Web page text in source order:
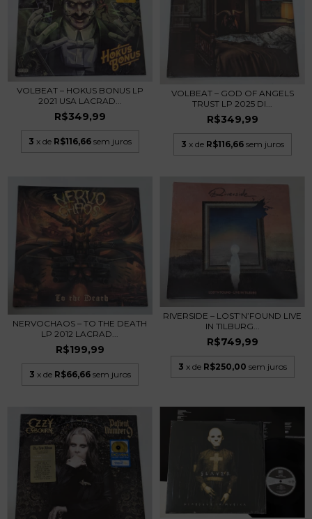
VOLBEAT – HOKUS BONUS LP
2021 USA LACRAD...
R$349,99
3 x de R$116,66 sem juros
VOLBEAT – GOD OF ANGELS
TRUST LP 2025 DI...
R$349,99
3 x de R$116,66 sem juros
NERVOCHAOS – TO THE DEATH
LP 2012 LACRAD...
R$199,99
3 x de R$66,66 sem juros
RIVERSIDE – LOST’N’FOUND LIVE
IN TILBURG...
R$749,99
3 x de R$250,00 sem juros